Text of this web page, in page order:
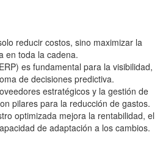
reducir costos, sino maximizar la
en toda la cadena.
es fundamental para la visibilidad,
de decisiones predictiva.
estratégicos y la gestión de
pilares para la reducción de gastos.
optimizada mejora la rentabilidad, el
de adaptación a los cambios.